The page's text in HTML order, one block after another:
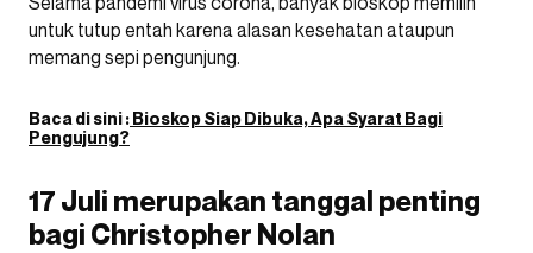
untuk tutup entah karena alasan kesehatan ataupun
memang sepi pengunjung.
Baca di sini :Bioskop Siap Dibuka, Apa Syarat Bagi
Pengujung?
17 Juli merupakan tanggal penting
bagi Christopher Nolan